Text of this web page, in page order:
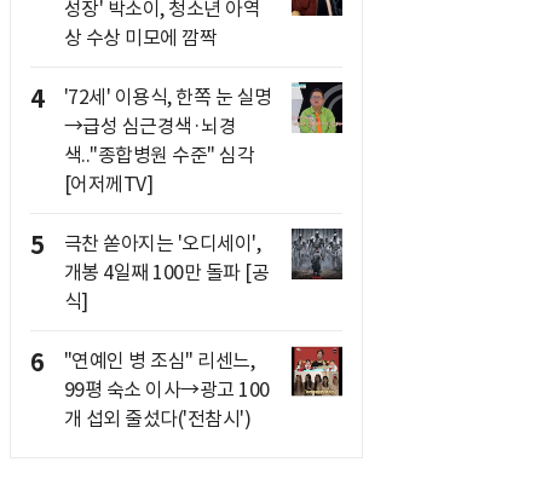
성장' 박소이, 청소년 아역
상 수상 미모에 깜짝
4
'72세' 이용식, 한쪽 눈 실명
→급성 심근경색·뇌경
색.."종합병원 수준" 심각
[어저께TV]
5
극찬 쏟아지는 '오디세이',
개봉 4일째 100만 돌파 [공
식]
6
"연예인 병 조심" 리센느,
99평 숙소 이사→광고 100
개 섭외 줄섰다('전참시')